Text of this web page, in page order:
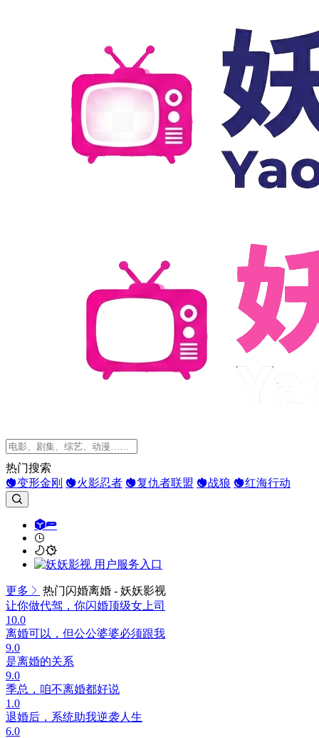
热门搜索
变形金刚
火影忍者 复仇者联盟 战狼 红海行动
更多
热门闪婚离婚 - 妖妖影视
让你做代驾，你闪婚顶级女上司
10.0
离婚可以，但公公婆婆必须跟我
9.0
是离婚的关系
9.0
季总，咱不离婚都好说
1.0
退婚后，系统助我逆袭人生
6.0